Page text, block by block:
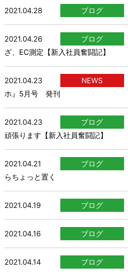
2021.04.28 ブログ
2021.04.26 ブログ
ざ、EC測定【新入社員奮闘記】
2021.04.23 NEWS
ホ』5月号 発刊
2021.04.23 ブログ
頑張ります【新入社員奮闘記】
2021.04.21 ブログ
らちょっと置く
2021.04.19 ブログ
2021.04.16 ブログ
2021.04.14 ブログ